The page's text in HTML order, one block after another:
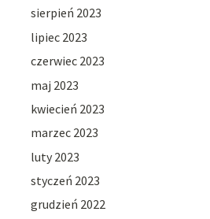
sierpień 2023
lipiec 2023
czerwiec 2023
maj 2023
kwiecień 2023
marzec 2023
luty 2023
styczeń 2023
grudzień 2022